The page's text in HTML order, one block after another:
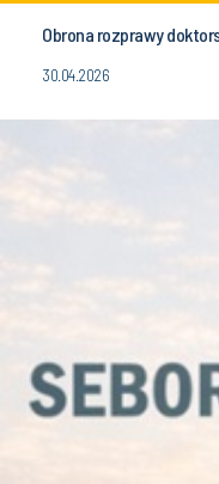
Obrona rozprawy
30.04.2026